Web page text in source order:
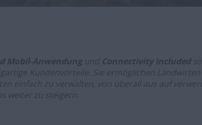
Mobil-Anwendung und Connectivity Included
Kundenvorteile. Sie ermöglichen
einfach zu verwalten, von überall aus auf
weiter zu steigern.